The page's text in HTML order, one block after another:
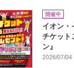
開催中
イオン・
チケット
ン』
2026/07/04